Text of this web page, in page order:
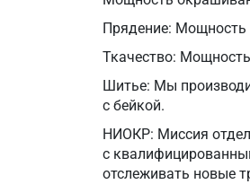
Прядение: Мощность
Ткачество:
Шитье: Мы
с бейкой.
НИОКР: Миссия
с
отслеживать новые